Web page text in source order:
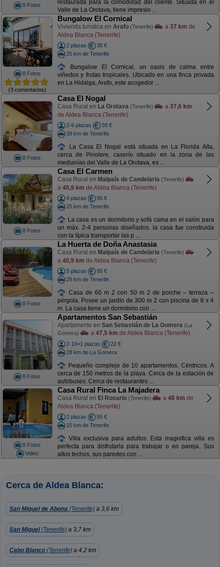
8 Fotos
restaurada para la comodidad del cliente. Situada en el
Valle de La Orotava, tiene impresio ...
8 Fotos
(3 comentarios)
Bungalow El Cornical
Vivienda turística en Arafo (Tenerife) a 37 km de
Aldea Blanca (Tenerife)
2 plazas
30 €
25 km de Tenerife
Bungalow El Cornical, un oasis de calma entre
viñedos y frutas tropicales. Ubicado en una finca privada
en La Hidalga, Arafo, este acogedor ...
8 Fotos
Casa El Nogal
Casa Rural en La Orotava (Tenerife) a 37,6 km
de Aldea Blanca (Tenerife)
2-6 plazas
39 €
39 km de Tenerife
La Casa El Nogal está situada en La Florida Alta,
cerca de Pinolere, caserío situado en la zona de las
medianías del Valle de La Orotava, es ...
8 Fotos
Casa El Carmen
Casa Rural en Malpaís de Candelaria (Tenerife)
a 40,9 km de Aldea Blanca (Tenerife)
4 plazas
95 €
25 km de Tenerife
La casa es un dormitorio y sofá cama en el salón para
un máx. 2-4 personas diseñados. la casa fue construida
con la típica transportar las p ...
8 Fotos
La Huerta de Doña Anastasia
Casa Rural en Malpaís de Candelaria (Tenerife)
a 40,9 km de Aldea Blanca (Tenerife)
5 plazas
95 €
25 km de Tenerife
Casa de 60 m 2 con 50 m 2 de porche – terraza –
pérgola. Posee un jardín de 300 m 2 con piscina de 8 x 4
m. La casa tiene un dormitorio con ...
8 Fotos
Apartamentos San Sebastián
Apartamento en San Sebastián de La Gomera (La
Gomera)
a 47,5 km de Aldea Blanca (Tenerife)
2-10+1 plazas
22 €
28 km de La Gomera
Pequeño complejo de 10 apartamentos. Céntricos. A
cerca de 150 metros de la playa. Cerca de la estación de
autobuses. Cerca de restaurantes ...
8 Fotos
Video
Casa Rural Finca La Majadera
Casa Rural en El Rosario (Tenerife) a 48 km de
Aldea Blanca (Tenerife)
2 plazas
55 €
15 km de Tenerife
Villa exclusiva para adultos. Esta magnifica villa es
perfecta para disfrutarla para trabajar o en pareja. Sus
altos techos, sus paredes con ...
Cerca de Aldea Blanca:
San Miguel de Abona (Tenerife) a 3,6 km
San Miguel(Tenerife) a 3,7 km
Cabo Blanco (Tenerife) a 4,2 km